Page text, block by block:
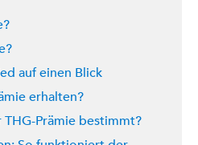
auf einen Blick
erhalten?
Prämie bestimmt?